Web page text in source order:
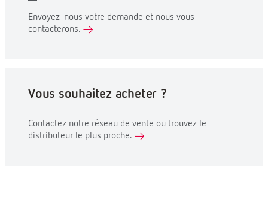
Envoyez-nous votre demande et nous vous
contacterons.
Vous souhaitez acheter ?
Contactez notre réseau de vente ou trouvez le
distributeur le plus proche.